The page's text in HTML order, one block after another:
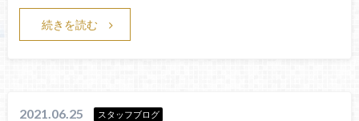
続きを読む
2021.06.25 スタッフブログ